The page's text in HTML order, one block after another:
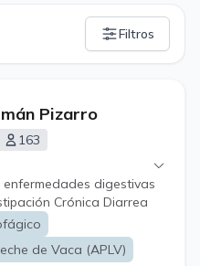
Filtros
Pizarro
163
digestivas
Crónica Diarrea
gastroesofagico
Alergia ala
y colonoscopia,
de Vaca (APLV)